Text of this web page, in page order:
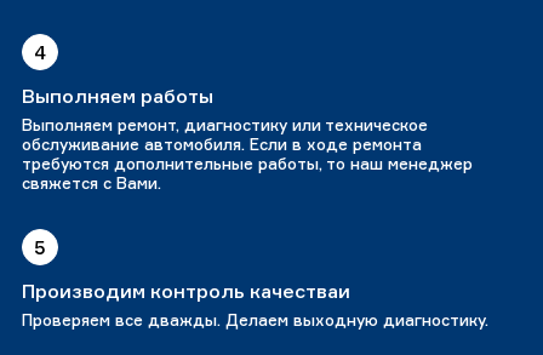
4
Выполняем работы
Выполняем ремонт, диагностику или техническое
обслуживание автомобиля. Если в ходе ремонта
требуются дополнительные работы, то наш менеджер
свяжется с Вами.
5
Производим контроль качестваи
Проверяем все дважды. Делаем выходную диагностику.